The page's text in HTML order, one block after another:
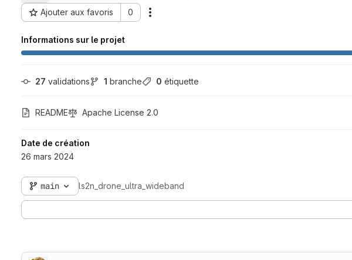
Ajouter aux favoris 0
ID du projet : 23253
Informations sur le projet
27 validations 1 branche 0 étiquette
README Apache License 2.0
Date de création
26 mars 2024
main ls2n_drone_ultra_wideband